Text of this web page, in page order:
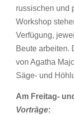
russischen und
Workshop
Verfügung,
Beute arbeiten.
von Agatha
Säge- und
Am Freitag-
Vorträge: